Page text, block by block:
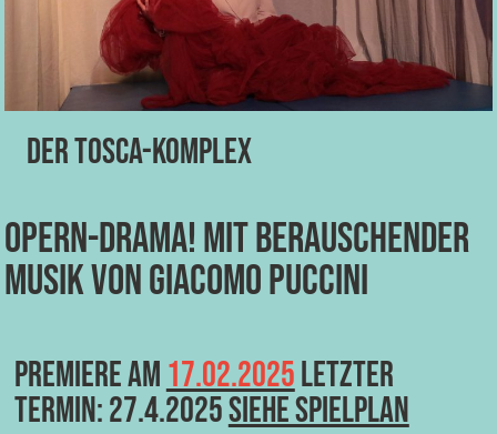
Der Tosca-Komplex
Opern-Drama! mit berauschender
Musik von Giacomo Puccini
Premiere am 17.02.2025Letzter
Termin: 27.4.2025Siehe Spielplan